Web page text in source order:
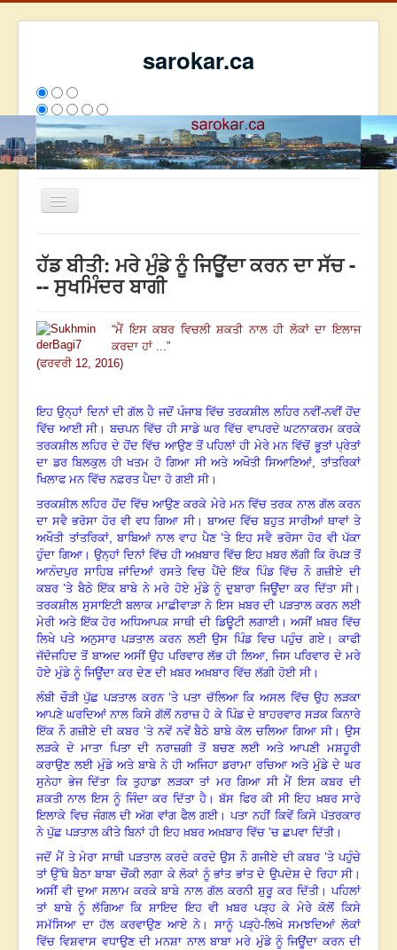
sarokar.ca
Toggle
ਰਚਨਾਵਾਂ
ਸੰਪਰਕ
We have 161 guests and no members online
ਹੱਡ ਬੀਤੀ: ਮਰੇ ਮੁੰਡੇ ਨੂੰ ਜਿਊਂਦਾ ਕਰਨ ਦਾ ਸੱਚ -
-- ਸੁਖਮਿੰਦਰ ਬਾਗੀ
“ਮੈਂ ਇਸ ਕਬਰ ਵਿਚਲੀ ਸ਼ਕਤੀ ਨਾਲ ਹੀ ਲੋਕਾਂ ਦਾ ਇਲਾਜ
ਕਰਦਾ ਹਾਂ ...”
(ਫਰਵਰੀ 12, 2016)
ਇਹ ਉਨ੍ਹਾਂ ਦਿਨਾਂ ਦੀ ਗੱਲ ਹੈ ਜਦੋਂ ਪੰਜਾਬ ਵਿੱਚ ਤਰਕਸ਼ੀਲ ਲਹਿਰ ਨਵੀਂ-ਨਵੀਂ ਹੋਂਦ
ਵਿੱਚ ਆਈ ਸੀ। ਬਚਪਨ ਵਿੱਚ ਹੀ ਸਾਡੇ ਘਰ ਵਿੱਚ ਵਾਪਰਦੇ ਘਟਨਾਕਰਮ ਕਰਕੇ
ਤਰਕਸ਼ੀਲ ਲਹਿਰ ਦੇ ਹੋਂਦ ਵਿੱਚ ਆਉਣ ਤੋਂ ਪਹਿਲਾਂ ਹੀ ਮੇਰੇ ਮਨ ਵਿੱਚੋਂ ਭੂਤਾਂ ਪ੍ਰੇਤਾਂ
ਦਾ ਡਰ ਬਿਲਕੁਲ ਹੀ ਖਤਮ ਹੋ ਗਿਆ ਸੀ ਅਤੇ ਅਖੌਤੀ ਸਿਆਣਿਆਂ,ਤਾਂਤਰਿਕਾਂ
ਖਿਲਾਫ ਮਨ ਵਿੱਚ ਨਫ਼ਰਤ ਪੈਦਾ ਹੋ ਗਈ ਸੀ।
ਤਰਕਸ਼ੀਲ ਲਹਿਰ ਹੋਂਦ ਵਿੱਚ ਆਉਣ ਕਰਕੇ ਮੇਰੇ ਮਨ ਵਿੱਚ ਤਰਕ ਨਾਲ ਗੱਲ ਕਰਨ
ਦਾ ਸਵੈ ਭਰੋਸਾ ਹੋਰ ਵੀ ਵਧ ਗਿਆ ਸੀ। ਬਾਅਦ ਵਿੱਚ ਬਹੁਤ ਸਾਰੀਆਂ ਥਾਵਾਂ ਤੇ
ਅਖੌਤੀ ਤਾਂਤਰਿਕਾਂ, ਬਾਬਿਆਂ ਨਾਲ ਵਾਹ ਪੈਣ ’ਤੇ ਇਹ ਸਵੈ ਭਰੋਸਾ ਹੋਰ ਵੀ ਪੱਕਾ
ਹੁੰਦਾ ਗਿਆ। ਉਨ੍ਹਾਂ ਦਿਨਾਂ ਵਿੱਚ ਹੀ ਅਖ਼ਬਾਰ ਵਿੱਚ ਇਹ ਖ਼ਬਰ ਲੱਗੀ ਕਿ ਰੋਪੜ ਤੋਂ
ਆਨੰਦਪੁਰ ਸਾਹਿਬ ਜਾਂਦਿਆਂ ਰਸਤੇ ਵਿਚ ਪੈਂਦੇ ਇੱਕ ਪਿੰਡ ਵਿੱਚ ਨੌ ਗਜ਼ੀਏ ਦੀ
ਕਬਰ ’ਤੇ ਬੈਠੇ ਇੱਕ ਬਾਬੇ ਨੇ ਮਰੇ ਹੋਏ ਮੁੰਡੇ ਨੂੰ ਦੁਬਾਰਾ ਜਿਊਂਦਾ ਕਰ ਦਿੱਤਾ ਸੀ।
ਤਰਕਸ਼ੀਲ ਸੁਸਾਇਟੀ ਬਲਾਕ ਮਾਛੀਵਾੜਾ ਨੇ ਇਸ ਖ਼ਬਰ ਦੀ ਪੜਤਾਲ ਕਰਨ ਲਈ
ਮੇਰੀ ਅਤੇ ਇੱਕ ਹੋਰ ਅਧਿਆਪਕ ਸਾਥੀ ਦੀ ਡਿਊਟੀ ਲਗਾਈ। ਅਸੀਂ ਖ਼ਬਰ ਵਿੱਚ
ਲਿਖੇ ਪਤੇ ਅਨੁਸਾਰ ਪੜਤਾਲ ਕਰਨ ਲਈ ਉਸ ਪਿੰਡ ਵਿਚ ਪਹੁੰਚ ਗਏ। ਕਾਫੀ
ਜੱਦੋਜਹਿਦ ਤੋਂ ਬਾਅਦ ਅਸੀਂ ਉਹ ਪਰਿਵਾਰ ਲੱਭ ਹੀ ਲਿਆ, ਜਿਸ ਪਰਿਵਾਰ ਦੇ ਮਰੇ
ਹੋਏ ਮੁੰਡੇ ਨੂੰ ਜਿਊਂਦਾ ਕਰ ਦੇਣ ਦੀ ਖ਼ਬਰ ਅਖ਼ਬਾਰ ਵਿੱਚ ਲੱਗੀ ਹੋਈ ਸੀ।
ਲੰਬੀ ਚੌੜੀ ਪੁੱਛ ਪੜਤਾਲ ਕਰਨ ’ਤੇ ਪਤਾ ਚੱਲਿਆ ਕਿ ਅਸਲ ਵਿੱਚ ਉਹ ਲੜਕਾ
ਆਪਣੇ ਘਰਦਿਆਂ ਨਾਲ ਕਿਸੇ ਗੱਲੋਂ ਨਰਾਜ਼ ਹੋ ਕੇ ਪਿੰਡ ਦੇ ਬਾਹਰਵਾਰ ਸੜਕ ਕਿਨਾਰੇ
ਇੱਕ ਨੌ ਗਜ਼ੀਏ ਦੀ ਕਬਰ ’ਤੇ ਨਵੇਂ ਨਵੇਂ ਬੈਠੇ ਬਾਬੇ ਕੋਲ ਚਲਿਆ ਗਿਆ ਸੀ। ਉਸ
ਲੜਕੇ ਦੇ ਮਾਤਾ ਪਿਤਾ ਦੀ ਨਰਾਜ਼ਗੀ ਤੋਂ ਬਚਣ ਲਈ ਅਤੇ ਆਪਣੀ ਮਸ਼ਹੂਰੀ
ਕਰਾਉਣ ਲਈ ਮੁੰਡੇ ਅਤੇ ਬਾਬੇ ਨੇ ਹੀ ਅਜਿਹਾ ਡਰਾਮਾ ਰਚਿਆ ਅਤੇ ਮੁੰਡੇ ਦੇ ਘਰ
ਸੁਨੇਹਾ ਭੇਜ ਦਿੱਤਾ ਕਿ ਤੁਹਾਡਾ ਲੜਕਾ ਤਾਂ ਮਰ ਗਿਆ ਸੀ ਮੈਂ ਇਸ ਕਬਰ ਦੀ
ਸ਼ਕਤੀ ਨਾਲ ਇਸ ਨੂੰ ਜਿੰਦਾ ਕਰ ਦਿੱਤਾ ਹੈ। ਬੱਸ ਫਿਰ ਕੀ ਸੀ ਇਹ ਖ਼ਬਰ ਸਾਰੇ
ਇਲਾਕੇ ਵਿਚ ਜੰਗਲ ਦੀ ਅੱਗ ਵਾਂਗ ਫੈਲ ਗਈ। ਪਤਾ ਨਹੀਂ ਕਿਵੇਂ ਕਿਸੇ ਪੱਤਰਕਾਰ
ਨੇ ਪੁੱਛ ਪੜਤਾਲ ਕੀਤੇ ਬਿਨਾਂ ਹੀ ਇਹ ਖ਼ਬਰ ਅਖ਼ਬਾਰ ਵਿੱਚ ’ਚ ਛਪਵਾ ਦਿੱਤੀ।
ਜਦੋਂ ਮੈਂ ਤੇ ਮੇਰਾ ਸਾਥੀ ਪੜਤਾਲ ਕਰਦੇ ਕਰਦੇ ਉਸ ਨੌ ਗਜੀਏ ਦੀ ਕਬਰ ’ਤੇ ਪਹੁੰਚੇ
ਤਾਂ ਉੱਥੇ ਬੈਠਾ ਬਾਬਾ ਚੌਂਕੀ ਲਗਾ ਕੇ ਲੋਕਾਂ ਨੂੰ ਭਾਂਤ ਭਾਂਤ ਦੇ ਉਪਦੇਸ਼ ਦੇ ਰਿਹਾ ਸੀ।
ਅਸੀਂ ਵੀ ਦੁਆ ਸਲਾਮ ਕਰਕੇ ਬਾਬੇ ਨਾਲ ਗੱਲ ਕਰਨੀ ਸ਼ੁਰੂ ਕਰ ਦਿੱਤੀ। ਪਹਿਲਾਂ
ਤਾਂ ਬਾਬੇ ਨੂੰ ਲੱਗਿਆ ਕਿ ਸ਼ਾਇਦ ਇਹ ਵੀ ਖ਼ਬਰ ਪੜ੍ਹ ਕੇ ਮੇਰੇ ਕੋਲੋਂ ਕਿਸੇ
ਸਮੱਸਿਆ ਦਾ ਹੱਲ ਕਰਵਾਉਣ ਆਏ ਨੇ। ਸਾਨੂੰ ਪੜ੍ਹੇ-ਲਿਖੇ ਸਮਝਦਿਆਂ ਲੋਕਾਂ
ਵਿੱਚ ਵਿਸ਼ਵਾਸ ਵਧਾਉਣ ਦੀ ਮਨਸ਼ਾ ਨਾਲ ਬਾਬਾ ਮਰੇ ਮੁੰਡੇ ਨੂੰ ਜਿਊਂਦਾ ਕਰਨ ਦੀ